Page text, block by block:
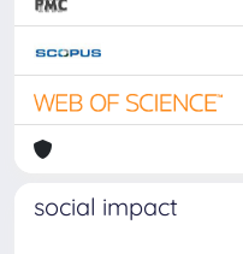
social impact